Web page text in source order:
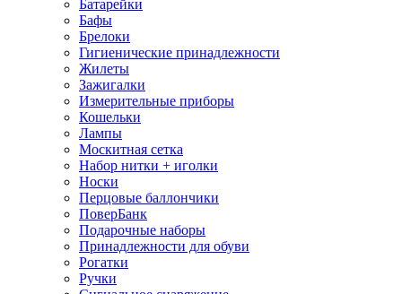
Батарейки
Бафы
Брелоки
Гигиенические принадлежности
Жилеты
Зажигалки
Измерительные приборы
Кошельки
Лампы
Москитная сетка
Набор нитки + иголки
Носки
Перцовые баллончики
ПоверБанк
Подарочные наборы
Принадлежности для обуви
Рогатки
Ручки